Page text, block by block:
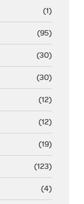
(1)
(95)
(30)
(30)
(12)
(12)
(19)
(123)
(4)